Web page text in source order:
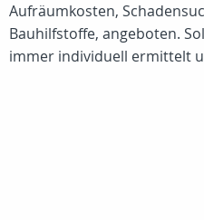
Aufräumkosten,
Bauhilfstoffe, angeboten.
immer individuell ermittelt